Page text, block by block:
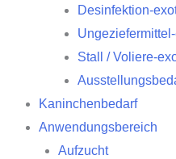
Desinfektion-
Stall / Voliere-
Kaninchenbedarf
Anwendungsbereich
Aufzucht